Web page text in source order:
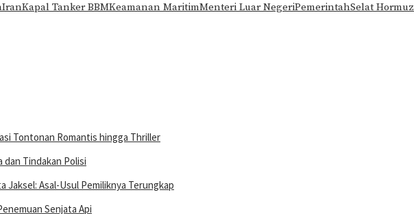
IranKapal Tanker BBMKeamanan MaritimMenteri Luar NegeriPemerintahSelat Hormuz
Tontonan Romantis hingga Thriller
dan Tindakan Polisi
Jaksel: Asal-Usul Pemiliknya Terungkap
Senjata Api